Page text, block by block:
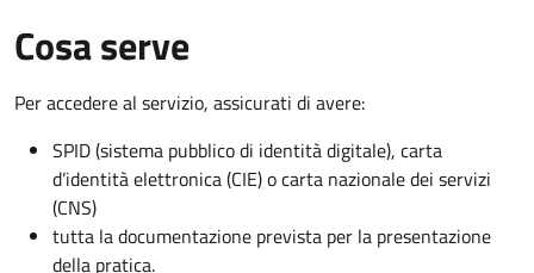
Cosa serve
Per accedere al servizio, assicurati di avere:
SPID (sistema pubblico di identità digitale), carta
d’identità elettronica (CIE) o carta nazionale dei servizi
(CNS)
tutta la documentazione prevista per la presentazione
della pratica.